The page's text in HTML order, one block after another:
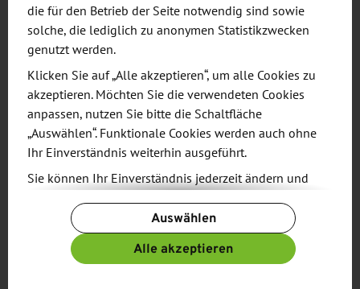
Alle Veranstaltungen
Wirtschaft kompakt
Bruttoinlandsprodukt (BIP, nominal) in Milliarden
US-Dollar:
2020: 156,4
die für den Betrieb der Seite notwendig sind sowie
solche, die lediglich zu anonymen Statistikzwecken
genutzt werden.
Klicken Sie auf „Alle akzeptieren“, um alle Cookies zu
akzeptieren. Möchten Sie die verwendeten Cookies
anpassen, nutzen Sie bitte die Schaltfläche
„Auswählen“. Funktionale Cookies werden auch ohne
Ihr Einverständnis weiterhin ausgeführt.
Sie können Ihr Einverständnis jederzeit ändern und
Schaltfläche „Cookie-Einstellungen ändern“ zur
Verfügung.
Weitere Informationen finden Sie in unseren
Auswählen
Alle akzeptieren